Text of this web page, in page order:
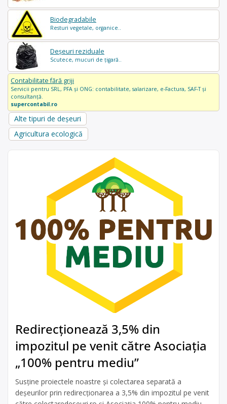
Biodegradabile
Resturi vegetale, organice..
Deșeuri reziduale
Scutece, mucuri de țigară..
Contabilitate fără griji
Servicii pentru SRL, PFA și ONG: contabilitate, salarizare, e-Factura, SAF-T și
consultanță.
supercontabil.ro
Alte tipuri de deșeuri
Agricultura ecologică
Redirecționează 3,5% din
impozitul pe venit către Asociația
„100% pentru mediu”
Susține proiectele noastre și colectarea separată a
deșeurilor prin redirecționarea a 3,5% din impozitul pe venit